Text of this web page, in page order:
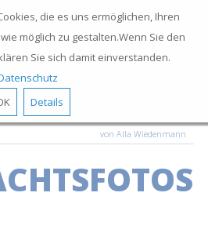
die es uns ermöglichen, Ihren
möglich zu gestalten.Wenn Sie den
Sie sich damit einverstanden.
Details
von Alla Wiedenmann